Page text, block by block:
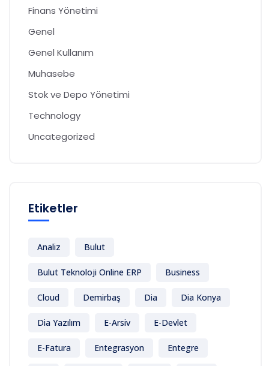
Finans Yönetimi
Genel
Genel Kullanım
Muhasebe
Stok ve Depo Yönetimi
Technology
Uncategorized
Etiketler
Analiz Bulut
Bulut Teknoloji Online ERP Business
Cloud Demirbaş Dia Dia Konya
Dia Yazılım E-Arsiv E-Devlet
E-Fatura Entegrasyon Entegre